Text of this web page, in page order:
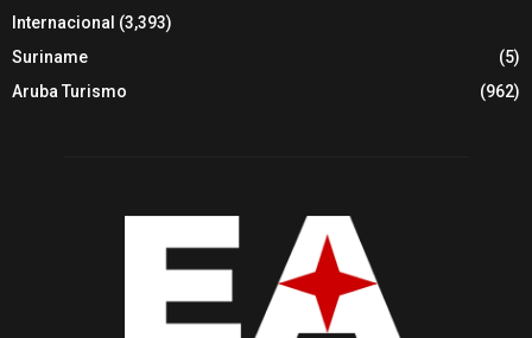
Internacional (3,393)
Suriname
(5)
Aruba Turismo
(962)